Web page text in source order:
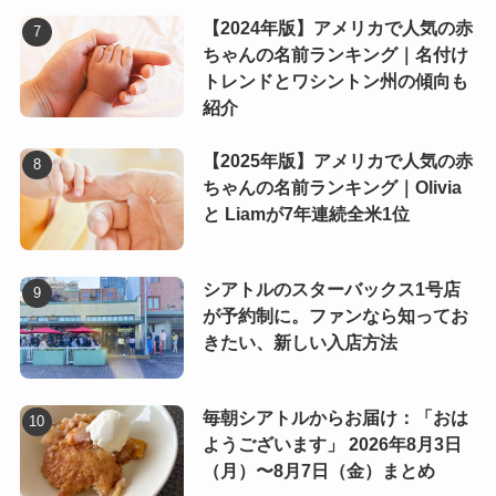
【2024年版】アメリカで人気の赤
ちゃんの名前ランキング｜名付け
トレンドとワシントン州の傾向も
紹介
【2025年版】アメリカで人気の赤
ちゃんの名前ランキング｜Olivia
と Liamが7年連続全米1位
シアトルのスターバックス1号店
が予約制に。ファンなら知ってお
きたい、新しい入店方法
毎朝シアトルからお届け：「おは
ようございます」 2026年8月3日
（月）〜8月7日（金）まとめ